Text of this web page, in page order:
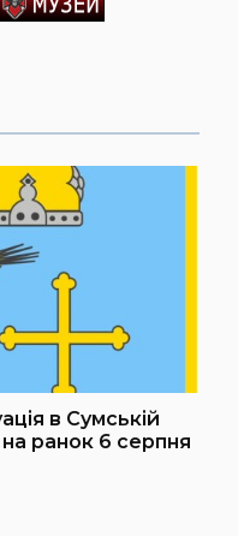
в Сумській
ранок 6 серпня